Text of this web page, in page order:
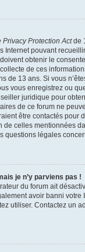
Privacy Protection Actde
Internet pouvant
obtenir le
de ces
de 13 ans. Si vous
vous enregistrez ou
juridique pour
de ce forum ne
être contactés pour
de celles mentionnées
questions légales
je n’y parviens pas !
du forum ait
avoir banni votre
utiliser. Contactez un